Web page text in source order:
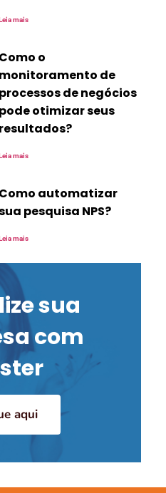
mais
Como o
monitoramento de
processos de negócios
pode otimizar seus
resultados?
mais
Como automatizar
pesquisa NPS?
mais
sua
com
aqui